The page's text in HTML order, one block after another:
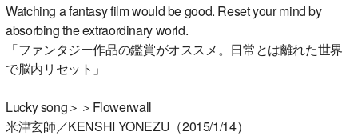
Watching a fantasy film would be good. Reset your mind by
absorbing the extraordinary world.
「ファンタジー作品の鑑賞がオススメ。日常とは離れた世界
で脳内リセット」
Lucky song＞＞Flowerwall
米津玄師／KENSHI YONEZU（2015/1/14）